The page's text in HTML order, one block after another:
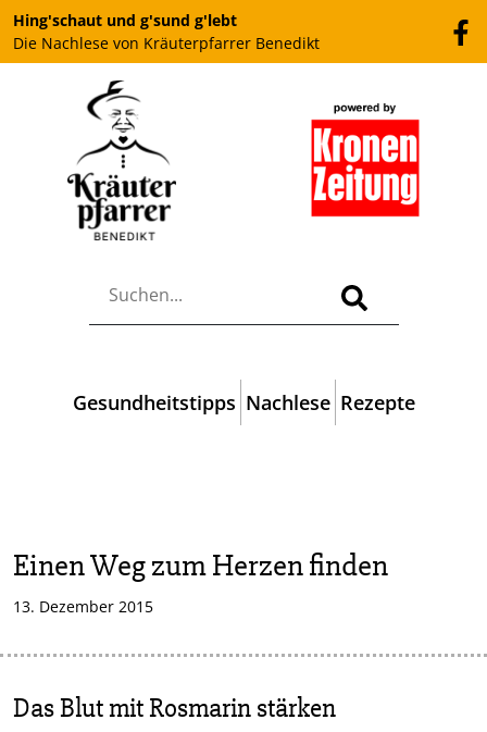
Hing'schaut und g'sund g'lebt
Die Nachlese von Kräuterpfarrer Benedikt
Gesundheitstipps Nachlese Rezepte
Einen Weg zum Herzen finden
13. Dezember 2015
Das Blut mit Rosmarin stärken